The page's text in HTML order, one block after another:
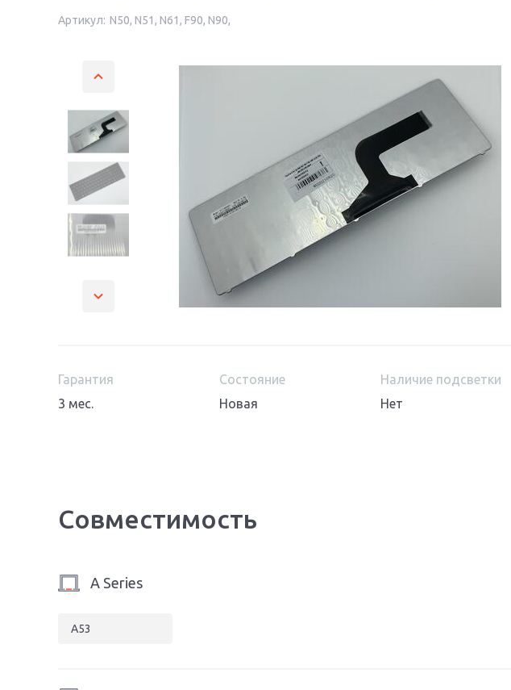
Артикул: N50, N51, N61, F90, N90,
Гарантия
3 мес.
Состояние
Новая
Наличие подсветки
Нет
Совместимость
A Series
A53